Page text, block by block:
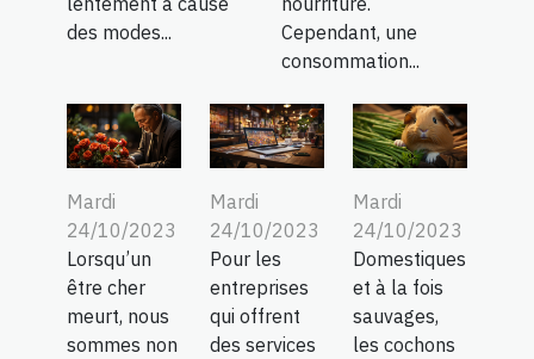
des modes...
Cependant, une
consommation...
Mardi
24/10/2023
Lorsqu’un
être cher
meurt, nous
sommes non
Mardi
24/10/2023
Pour les
entreprises
qui offrent
des services
Mardi
24/10/2023
Domestiques
et à la fois
sauvages,
les cochons